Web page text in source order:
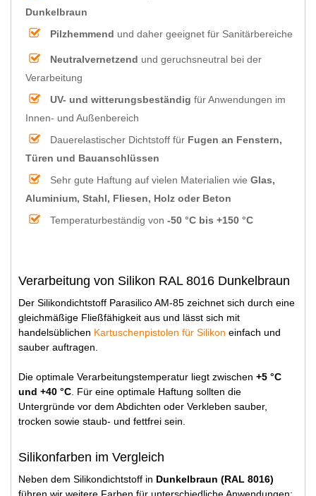
Dunkelbraun
Pilzhemmend und daher geeignet für Sanitärbereiche
Neutralvernetzend und geruchsneutral bei der
Verarbeitung
UV- und witterungsbeständig für Anwendungen im
Innen- und Außenbereich
Dauerelastischer Dichtstoff für Fugen an Fenstern,
Türen und Bauanschlüssen
Sehr gute Haftung auf vielen Materialien wie Glas,
Aluminium, Stahl, Fliesen, Holz oder Beton
Temperaturbeständig von -50 °C bis +150 °C
Verarbeitung von Silikon RAL 8016 Dunkelbraun
Der Silikondichtstoff Parasilico AM-85 zeichnet sich durch eine
gleichmäßige Fließfähigkeit aus und lässt sich mit
handelsüblichen Kartuschenpistolen für Silikon einfach und
sauber auftragen.
Die optimale Verarbeitungstemperatur liegt zwischen +5 °C
und +40 °C . Für eine optimale Haftung sollten die
Untergründe vor dem Abdichten oder Verkleben sauber,
trocken sowie staub- und fettfrei sein.
Silikonfarben im Vergleich
Neben dem Silikondichtstoff in Dunkelbraun (RAL 8016)
führen wir weitere Farben für unterschiedliche Anwendungen: